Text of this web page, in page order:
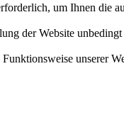
um Ihnen die
der Website
unserer